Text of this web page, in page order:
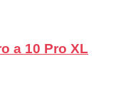
a 10 Pro XL